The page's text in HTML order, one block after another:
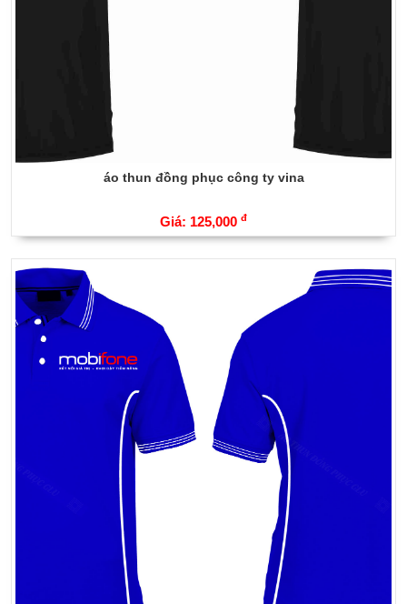
áo thun đồng phục công ty vina
Giá: 125,000 đ